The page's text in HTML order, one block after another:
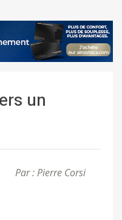
un
Par : Pierre Corsi